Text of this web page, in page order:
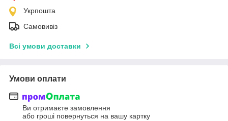
Укрпошта
Самовивіз
Всі умови доставки
Умови оплати
Ви отримаєте замовлення
або гроші повернуться на вашу картку